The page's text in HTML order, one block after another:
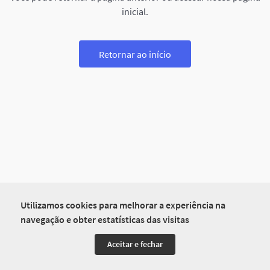
Utilizamos cookies para melhorar a experiência na
navegação e obter estatísticas das visitas
Aceitar e fechar
inicial.
Retornar ao início